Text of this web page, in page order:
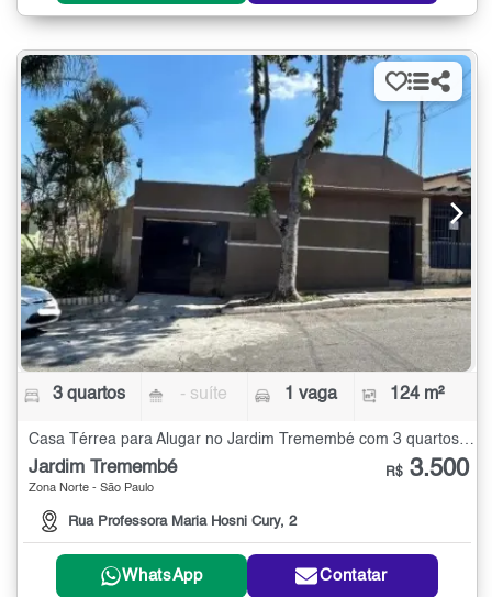
3 quartos - suíte 1 vaga 124 m²
Casa Térrea para Alugar no Jardim Tremembé com 3 quartos - 124 m²
Jardim Tremembé
Zona Norte - São Paulo
Rua Professora Maria Hosni Cury, 2
R$ 3.500
WhatsApp Contatar